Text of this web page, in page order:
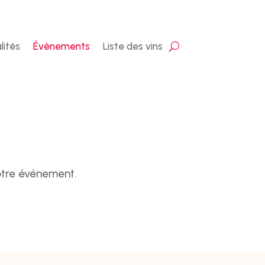
Évènements Liste des vins
événement.